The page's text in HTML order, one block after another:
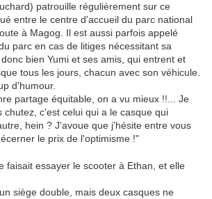
patrouille régulièrement sur ce
entre le centre d'accueil du parc national
à Magog. Il est aussi parfois appelé
parc en cas de litiges nécessitant sa
bien Yumi et ses amis, qui entrent et
tous les jours, chacun avec son véhicule.
d'humour.
partage équitable, on a vu mieux !!... Je
chutez, c'est celui qui a le casque qui
hein ? J'avoue que j'hésite entre vous
le prix de l'optimisme !"
faisait essayer le scooter à Ethan, et elle
siège double, mais deux casques ne